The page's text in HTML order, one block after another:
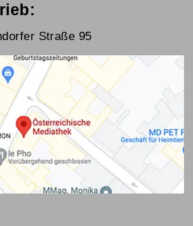
Straße 95